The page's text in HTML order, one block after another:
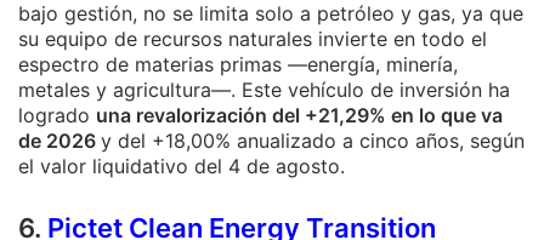
bajo gestión, no se limita solo a petróleo y gas, ya que
su equipo de recursos naturales invierte en todo el
espectro de materias primas —energía, minería,
metales y agricultura—. Este vehículo de inversión ha
logrado una revalorización del +21,29% en lo que va
de 2026 y del +18,00% anualizado a cinco años, según
el valor liquidativo del 4 de agosto.
6. Pictet Clean Energy Transition